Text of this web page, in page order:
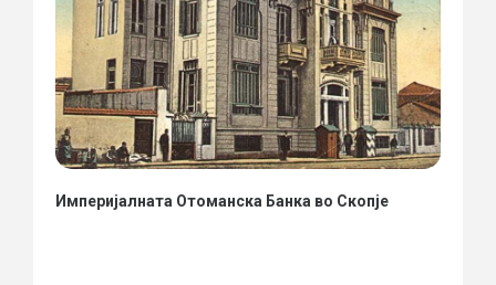
Империјалната Отоманска Банка во Скопје